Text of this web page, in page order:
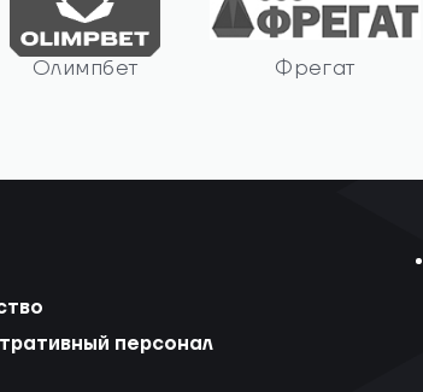
Олимпбет Фрегат
персонал